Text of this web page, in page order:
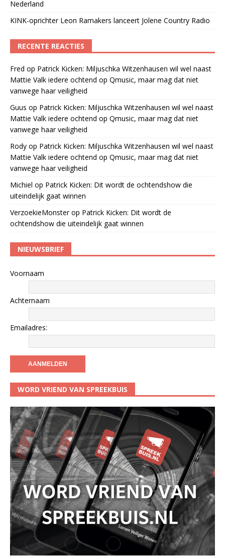
Nederland
KINK-oprichter Leon Ramakers lanceert Jolene Country Radio
RECENTE REACTIES
Fred op Patrick Kicken: Miljuschka Witzenhausen wil wel naast
Mattie Valk iedere ochtend op Qmusic, maar mag dat niet
vanwege haar veiligheid
Guus op Patrick Kicken: Miljuschka Witzenhausen wil wel naast
Mattie Valk iedere ochtend op Qmusic, maar mag dat niet
vanwege haar veiligheid
Rody op Patrick Kicken: Miljuschka Witzenhausen wil wel naast
Mattie Valk iedere ochtend op Qmusic, maar mag dat niet
vanwege haar veiligheid
Michiel op Patrick Kicken: Dit wordt de ochtendshow die
uiteindelijk gaat winnen
VerzoekieMonsterop Patrick Kicken: Dit wordt de
ochtendshow die uiteindelijk gaat winnen
NIEUWSBRIEF
Voornaam
Achternaam
Emailadres:
WORD VRIEND VAN SPREEKBUIS